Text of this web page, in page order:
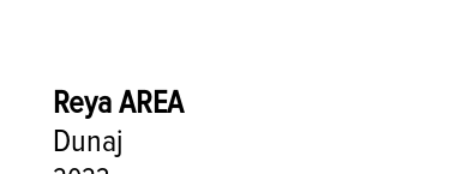
Reya AREA
Dunaj